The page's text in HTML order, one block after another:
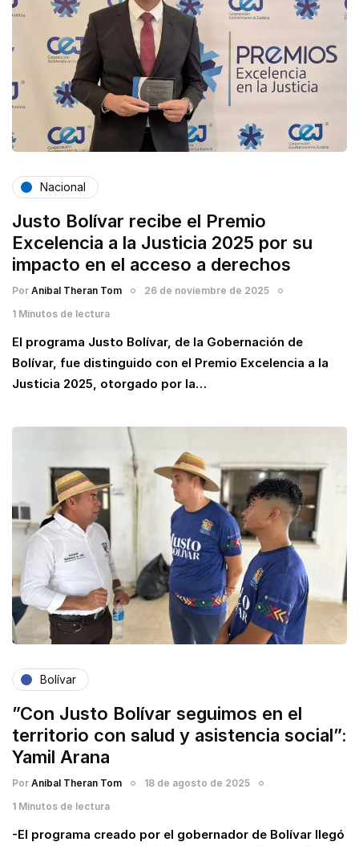
Nacional
Justo Bolívar recibe el Premio
Excelencia a la Justicia 2025 por su
impacto en el acceso a derechos
Por Anibal Theran Tom
26 de noviembre de 2025
1 Minutos de lectura
El programa Justo Bolívar, de la Gobernación de
Bolívar, fue distinguido con el Premio Excelencia a la
Justicia 2025, otorgado por la…
Bolívar
”Con Justo Bolívar seguimos en el
territorio con salud y asistencia social”:
Yamil Arana
Por Anibal Theran Tom
18 de agosto de 2025
1 Minutos de lectura
-El programa creado por el gobernador de Bolívar llegó